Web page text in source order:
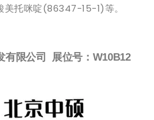
托咪啶(86347-15-1)等。
有限公司 展位号：W10B12